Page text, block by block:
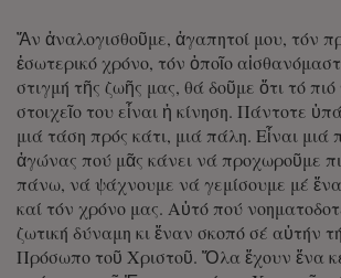
Ἄν ἀναλογισθοῦμε, ἀγαπητοί μου, τόν
ἐσωτερικό χρόνο, τόν ὁποῖο
στιγμή τῆς ζωῆς μας, θά δοῦμε ὅτι τό
στοιχεῖο του εἶναι ἡ κίνηση. Πάντοτε
μιά τάση πρός κάτι, μιά πάλη. Εἶναι μιά
ἀγώνας πού μᾶς κάνει νά προχωροῦμε
πάνω, νά ψάχνουμε νά γεμίσουμε μέ
καί τόν χρόνο μας. Αὐτό πού
ζωτική δύναμη κι ἕναν σκοπό σέ αὐτήν
Πρόσωπο τοῦ Χριστοῦ. Ὅλα ἔχουν ἕνα